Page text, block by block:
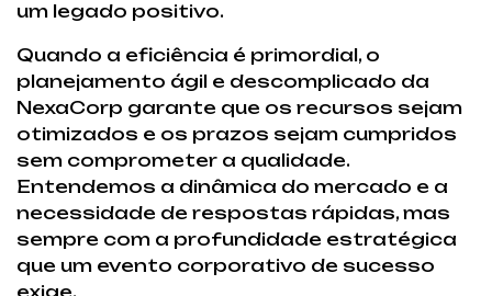
um legado positivo.
Quando a eficiência é primordial, o
planejamento ágil e descomplicado da
NexaCorp garante que os recursos sejam
otimizados e os prazos sejam cumpridos
sem comprometer a qualidade.
Entendemos a dinâmica do mercado e a
necessidade de respostas rápidas, mas
sempre com a profundidade estratégica
que um evento corporativo de sucesso
exige.